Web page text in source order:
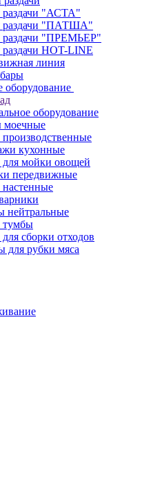
"АСТА"
раздачи "ПАТША"
раздачи "ПРЕМЬЕР"
HOT-LINE
линия
оборудование
оборудование
моечные
кухонные
мойки овощей
передвижные
тумбы
сборки отходов
для рубки мяса